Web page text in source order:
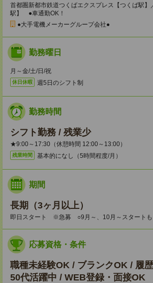
首都圏新都市鉄道つくばエクスプレス【つくば駅】
駅】 ●車通勤OK！
●大手電機メーカーグループ会社●
勤務曜日
月～金/土/日/祝
休日休暇 週5日のシフト制
勤務時間
シフト勤務 / 残業少
★9:00～17:30（休憩時間 12:00～13:00）
残業時間 基本的になし（5時間程度/月）
期間
長期（3ヶ月以上）
即日スタート ※急募 ○9月～、10月～スタートも
応募資格・条件
職種未経験OK / ブランクOK / 履
50代活躍中 / WEB登録・面接OK